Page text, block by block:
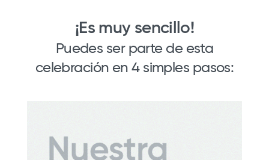
¡Es muy sencillo!
Puedes ser parte de esta
celebración en 4 simples pasos: